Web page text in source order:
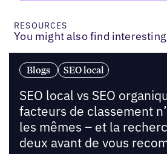
RESOURCES
You might also find interesting
Blogs SEO local
SEO local vs SEO
facteurs de classement
les mêmes – et la
deux avant de vous